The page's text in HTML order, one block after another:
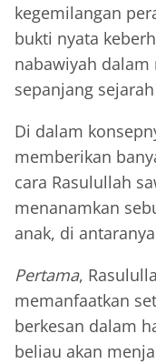
kegemilangan
bukti nyata
nabawiyah
sepanjang
Di dalam
memberikan
cara Rasulullah
menanamkan
anak, di
Pertama,
memanfaatkan
berkesan dalam
beliau akan